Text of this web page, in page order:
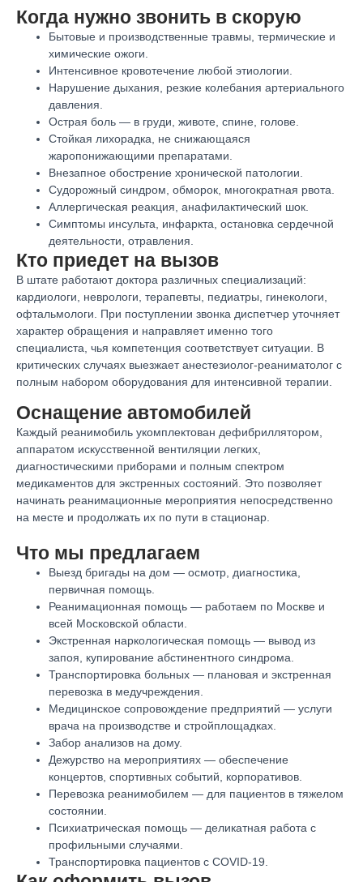
Когда нужно звонить в скорую
Бытовые и производственные травмы, термические и
химические ожоги.
Интенсивное кровотечение любой этиологии.
Нарушение дыхания, резкие колебания артериального
давления.
Острая боль — в груди, животе, спине, голове.
Стойкая лихорадка, не снижающаяся
жаропонижающими препаратами.
Внезапное обострение хронической патологии.
Судорожный синдром, обморок, многократная рвота.
Аллергическая реакция, анафилактический шок.
Симптомы инсульта, инфаркта, остановка сердечной
деятельности, отравления.
Кто приедет на вызов
В штате работают доктора различных специализаций:
кардиологи, неврологи, терапевты, педиатры, гинекологи,
офтальмологи. При поступлении звонка диспетчер уточняет
характер обращения и направляет именно того
специалиста, чья компетенция соответствует ситуации. В
критических случаях выезжает анестезиолог-реаниматолог с
полным набором оборудования для интенсивной терапии.
Оснащение автомобилей
Каждый реанимобиль укомплектован дефибриллятором,
аппаратом искусственной вентиляции легких,
диагностическими приборами и полным спектром
медикаментов для экстренных состояний. Это позволяет
начинать реанимационные мероприятия непосредственно
на месте и продолжать их по пути в стационар.
Что мы предлагаем
Выезд бригады на дом — осмотр, диагностика,
первичная помощь.
Реанимационная помощь — работаем по Москве и
всей Московской области.
Экстренная наркологическая помощь — вывод из
запоя, купирование абстинентного синдрома.
Транспортировка больных — плановая и экстренная
перевозка в медучреждения.
Медицинское сопровождение предприятий — услуги
врача на производстве и стройплощадках.
Забор анализов на дому.
Дежурство на мероприятиях — обеспечение
концертов, спортивных событий, корпоративов.
Перевозка реанимобилем — для пациентов в тяжелом
состоянии.
Психиатрическая помощь — деликатная работа с
профильными случаями.
Транспортировка пациентов с COVID-19.